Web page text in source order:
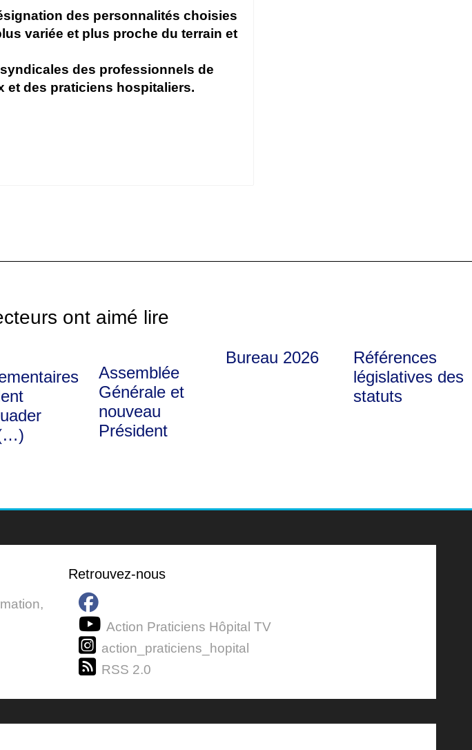
des personnalités choisies
variée et plus proche du terrain et
des professionnels de
et des praticiens hospitaliers.
ont aimé lire
Assemblée
Générale et
nouveau
Président
Bureau 2026
Références
législatives des
statuts
Retrouvez-nous
Action Praticiens Hôpital TV
action_praticiens_hopital
RSS 2.0